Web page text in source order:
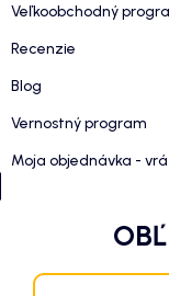
Veľkoobchodný
Recenzie
Blog
Vernostný program
Moja objednávka -